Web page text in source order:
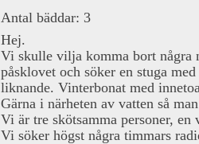
Antal bäddar: 3
Hej.
Vi skulle vilja komma bort några
påsklovet och söker en stuga
liknande. Vinterbonat med
Gärna i närheten av vatten så
Vi är tre skötsamma personer, en
Vi söker högst några timmars